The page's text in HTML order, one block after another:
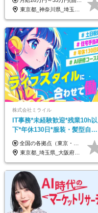
／リモートOK
東京都_神奈川県_埼玉県_千葉県_大阪府_愛知県_北海道_青森県_岩手県_宮城県_秋田県_山形県_福島県_茨城県_栃木県_群馬県_新潟県_山梨県_長野県_富山県_石川県_福井県_静岡県_岐阜県_三重県_兵庫県_京都府_滋賀県_奈良県_和歌山県_広島県_岡山県_鳥取県_島根県_山口県_徳島県_香川県_愛媛県_高知県_福岡県_熊本県_佐賀県_長崎県_大分県_宮崎県_鹿児島県_沖縄県_海外
株式会社ミライル
IT事務*未経験歓迎*残業10h以
下*年休130日*服装・髪型自由
*AI研修あり*住宅手当あり*転
勤なし
全国の各拠点（東京・埼玉・新潟・福岡・大阪）で募集中！ 給与は以下の通り、勤務地により異なります。 新潟勤務の場合 201,000円〜201,000円（試用期間変更なし）＋賞与 東京・埼玉勤務の場合 225,000円〜250,000円（試用期間 220,000円）＋賞与 福岡勤務の場合 182,000円〜220,000円（試用期間182,000円）＋賞与 大阪勤務の場合 210,000円〜210,000円（試用期間変更なし）＋賞与 初年度想定年収：280～300万円 ※残業代は全額支給します（1分単位でお支払いします） ※試用期間6ヵ月。試用期間中でも条件変わらず。 ※土日祝含めた勤務可能な方は、土日手当10,000円（毎月）を別途支給。
東京都_埼玉県_大阪府_新潟県_福岡県